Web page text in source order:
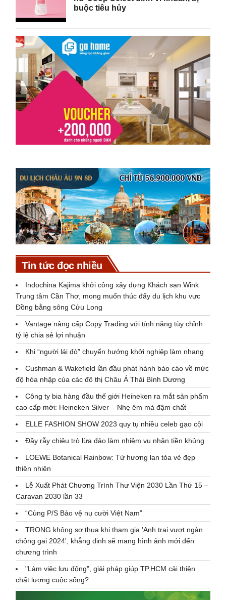
buộc tiêu hủy
Tin tức đọc nhiều
Indochina Kajima khởi công xây dựng Khách sạn Wink
Trung tâm Cần Thơ, mong muốn thúc đẩy du lịch khu vực
Đồng bằng sông Cửu Long
Vantage nâng cấp Copy Trading với tính năng tùy chỉnh
tỷ lệ chia sẻ lợi nhuận
Khi “người lái đò” chuyển hướng khởi nghiệp làm nhang
Cushman & Wakefield lần đầu phát hành báo cáo về mức
độ hòa nhập của các đô thị Châu Á Thái Bình Dương
Công ty bia hàng đầu thế giới Heineken ra mắt sản phẩm
cao cấp mới: Heineken Silver – Nhẹ êm mà đậm chất
ELLE FASHION SHOW 2023 quy tụ nhiều celeb gạo cội
Đầy rẫy chiêu trò lừa đảo làm nhiệm vụ nhận tiền khủng
LOEWE Botanical Rainbow: Tứ hương lan tỏa vẻ đẹp
thiên nhiên
Lễ Xuất Phát Chương Trình Thư Viện 2030 Lần Thứ 15 –
Caravan 2030 lần 33
“Cùng P/S Bảo vệ nụ cười Việt Nam”
TRONG không sợ thua khi tham gia 'Anh trai vượt ngàn
chông gai 2024', khẳng định sẽ mang hình ảnh mới đến
chương trình
"Làm việc lưu động", giải pháp giúp TP.HCM cải thiện
chất lượng cuộc sống?